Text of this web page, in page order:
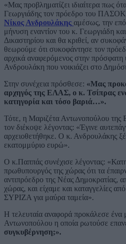
«Μας προβληματίζει ιδιαίτερα πως
Γεωργιάδης τον πρόεδρο του
Νίκος Ανδρουλάκης αμέσως, την
μήνυση εναντίον του κ. Γεωργιάδη
Δικαστηρίου και θα κριθεί, αν
θεωρούμε ότι συκοφάντησε τον
αρχικά αναφερόμενος στην πρόσφατη
Ανδρουλάκη που νοικιάζει στο
Στην συνέχεια πρόσθεσε: «Μας
αρχηγός της ΕΛΑΣ, ο κ. Τσίπρας
κατηγορία και τόσο βαριά…».
Τότε, η Μαριζέτα Αντωνοπούλου
τον διέκοψε λέγοντας: «Έγινε
αρχειοθετήθηκε. Ο κ. Ανδρουλάκης
εκατομμύριο ευρώ».
Ο κ.Παππάς συνέχισε λέγοντας:
πρωθυπουργός της χώρας ότι τα
αντιπρόεδρο της Νέας Δημοκρατίας,
χώρας, και είχαμε και καταγγελίες
ΣΥΡΙΖΑ για μαύρα ταμεία».
Η τελευταία αναφορά προκάλεσε ένα
Αντωνοπούλου η οποία ρωτούσε
συγκυβέρνηση;».